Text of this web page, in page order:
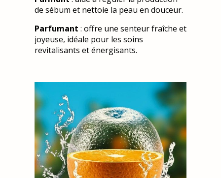
de sébum et nettoie la peau en douceur.
Parfumant : offre une senteur fraîche et
joyeuse, idéale pour les soins
revitalisants et énergisants.